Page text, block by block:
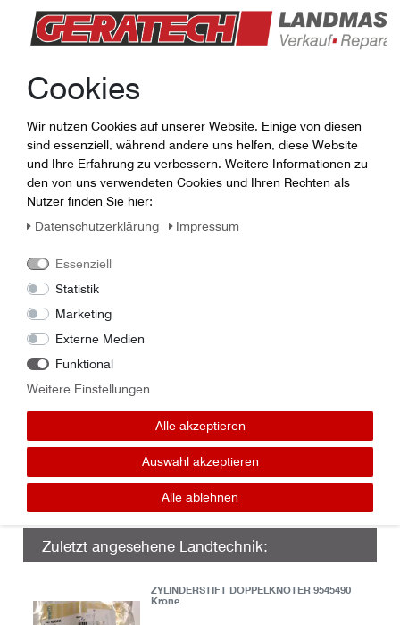
Jörg Günther
Lager / Ersatzteile
guenther (at) geratech . de
Linus Panzer
Tel.: 0365-7307016
panzer (at) geratech . de
Zuletzt angesehene Landtechnik:
ZYLINDERSTIFT DOPPELKNOTER 9545490
Krone
Cookies
Wir nutzen Cookies auf unserer Website. Einige von diesen
sind essenziell, während andere uns helfen, diese Website
und Ihre Erfahrung zu verbessern. Weitere Informationen zu
den von uns verwendeten Cookies und Ihren Rechten als
Nutzer finden Sie hier:
Daten­schutz­erklärung
Impressum
Essenziell
Statistik
Marketing
Externe Medien
Funktional
Weitere Einstellungen
Alle akzeptieren
Auswahl akzeptieren
Alle ablehnen